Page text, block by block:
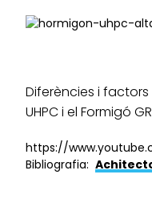
Diferències i
UHPC i el Formigó
https://
Bibliografia: